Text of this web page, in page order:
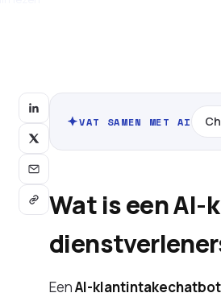
VAT SAMEN MET AI
Wat is een
EenAI-